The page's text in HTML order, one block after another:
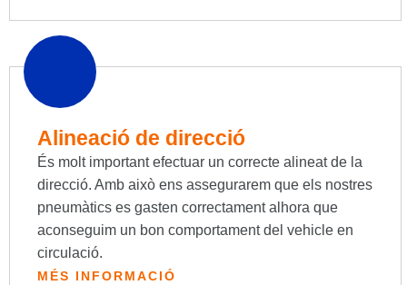
Alineació de direcció
És molt important efectuar un correcte alineat de la
direcció. Amb això ens assegurarem que els nostres
pneumàtics es gasten correctament alhora que
aconseguim un bon comportament del vehicle en
circulació.
MÉS INFORMACIÓ